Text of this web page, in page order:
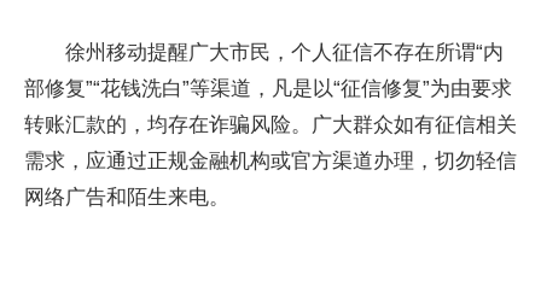
徐州移动提醒广大市民，个人征信不存在所谓“内
部修复”“花钱洗白”等渠道，凡是以“征信修复”为由要求
转账汇款的，均存在诈骗风险。广大群众如有征信相关
需求，应通过正规金融机构或官方渠道办理，切勿轻信
网络广告和陌生来电。